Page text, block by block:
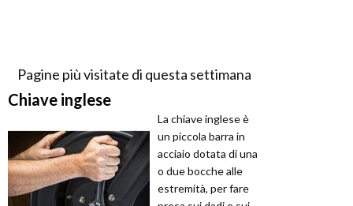
Pagine più visitate di questa settimana
Chiave inglese
La chiave inglese è
un piccola barra in
acciaio dotata di una
o due bocche alle
estremità, per fare